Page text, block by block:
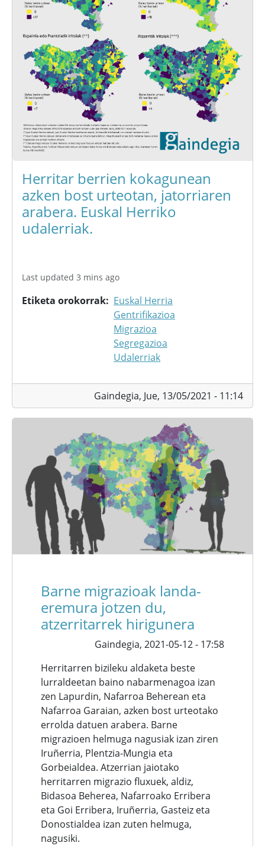
Herritar berrien kokagunean
azken bost urteotan, jatorriaren
arabera. Euskal Herriko
udalerriak.
Last updated 3 mins ago
Etiketa orokorrak
Euskal Herria
Gentrifikazioa
Migrazioa
Segregazioa
Udalerriak
Gaindegia, Jue, 13/05/2021 - 11:14
Barne migrazioak landa-
eremura jotzen du,
atzerritarrek hirigunera
Gaindegia, 2021-05-12 - 17:58
Herritarren bizileku aldaketa beste
lurraldeetan baino nabarmenagoa izan
zen Lapurdin, Nafarroa Beherean eta
Nafarroa Garaian, azken bost urteotako
errolda datuen arabera. Barne
migrazioen helmuga nagusiak izan ziren
Iruñerria, Plentzia-Mungia eta
Gorbeialdea. Atzerrian jaiotako
herritarren migrazio fluxuek, aldiz,
Bidasoa Beherea, Nafarroako Erribera
eta Goi Erribera, Iruñerria, Gasteiz eta
Donostialdea izan zuten helmuga,
nagusiki.